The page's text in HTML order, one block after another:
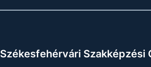
Székesfehérvári Szakképzési